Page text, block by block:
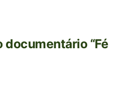
documentário “Fé